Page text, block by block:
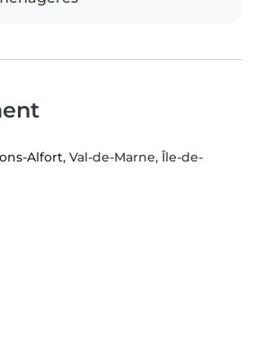
Alfort, Val-de-Marne, Île-de-